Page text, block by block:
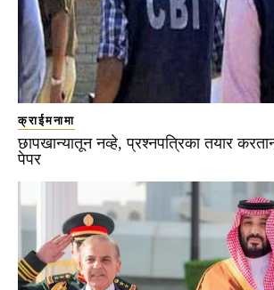
क्राईमनामा
छापखान्यातून नव्हे, प्रश्नपत्रिका तयार
पेपर